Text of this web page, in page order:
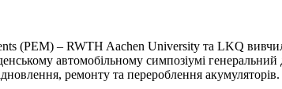
(PEM) – RWTH Aachen University та LKQ
автомобільному симпозіумі
ремонту та перероблення акумуляторів.